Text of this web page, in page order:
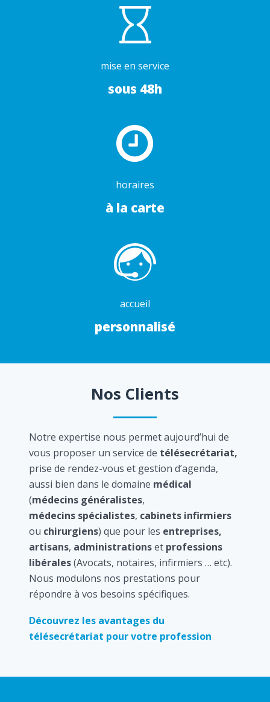
mise en service
sous 48h
horaires
à la carte
accueil
personnalisé
Nos Clients
Notre expertise nous permet aujourd’hui de
vous proposer un service de télésecrétariat,
prise de rendez-vous et gestion d’agenda,
aussi bien dans le domaine médical
(médecins généralistes,
médecins spécialistes, cabinets infirmiers
ou chirurgiens) que pour les entreprises,
artisans, administrationset professions
libérales(Avocats, notaires, infirmiers … etc).
Nous modulons nos prestations pour
répondre à vos besoins spécifiques.
Découvrez les avantages du
télésecrétariat pour votre profession